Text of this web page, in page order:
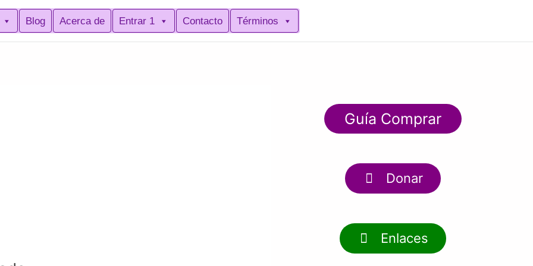
Blog Acerca de Entrar 1 Contacto Términos
Guía Comprar
Donar
Enlaces